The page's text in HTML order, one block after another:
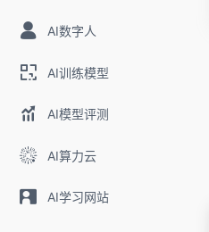
AI数字人
AI训练模型
AI模型评测
AI算力云
AI学习网站